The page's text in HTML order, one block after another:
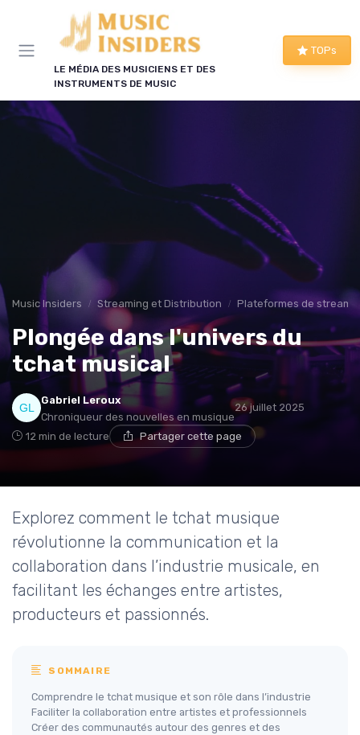
LE MÉDIA DES MUSICIENS ET DES
INSTRUMENTS DE MUSIC
TOPs
Music Insiders Streaming et Distribution Plateformes de
Plongée dans l'univers du
tchat musical
Gabriel Leroux
Chroniqueur des nouvelles en musique
26 juillet 2025
12 min de lecture Partager cette page
Explorez comment le tchat musique
révolutionne la communication et la
collaboration dans l’industrie musicale, en
facilitant les échanges entre artistes,
producteurs et passionnés.
SOMMAIRE
Comprendre le tchat musique et son rôle dans l’industrie
Faciliter la collaboration entre artistes et professionnels
Créer des communautés autour des genres et des
Panneau de gestion des cookies